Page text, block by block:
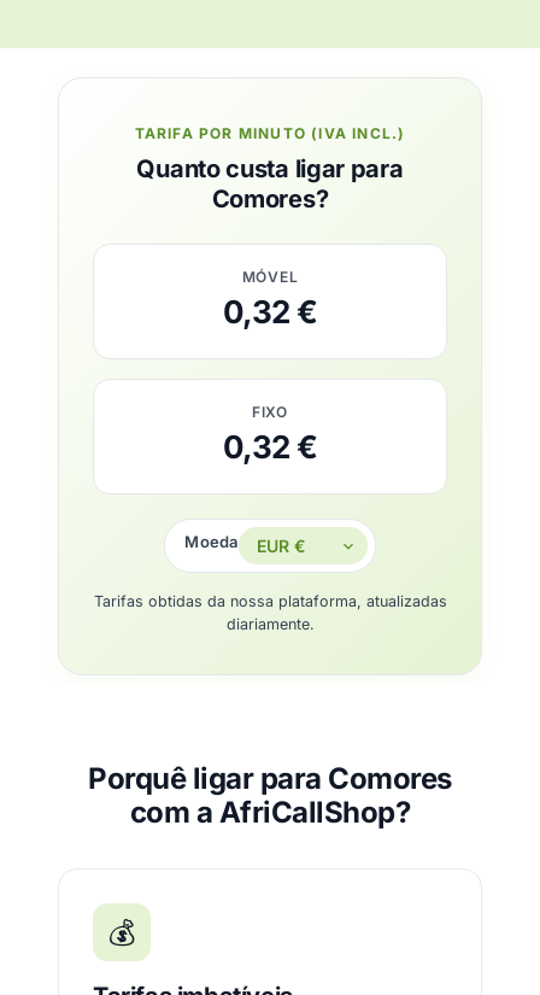
TARIFA POR MINUTO (IVA INCL.)
Quanto custa ligar para
Comores?
MÓVEL
0,32 €
FIXO
0,32 €
Moeda
Tarifas obtidas da nossa plataforma, atualizadas
diariamente.
Porquê ligar para Comores
com a AfriCallShop?
💰